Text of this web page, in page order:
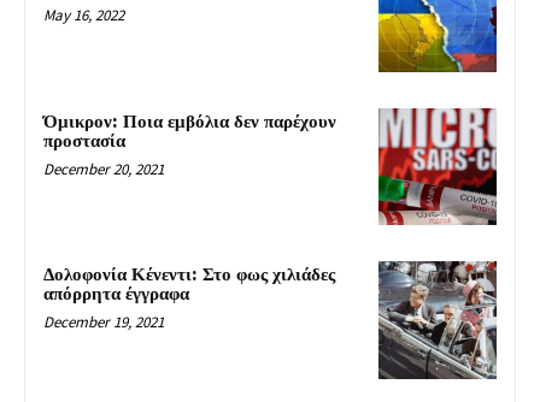
May 16, 2022
Όμικρον: Ποια εμβόλια δεν παρέχουν
προστασία
December 20, 2021
Δολοφονία Κένεντι: Στο φως χιλιάδες
απόρρητα έγγραφα
December 19, 2021